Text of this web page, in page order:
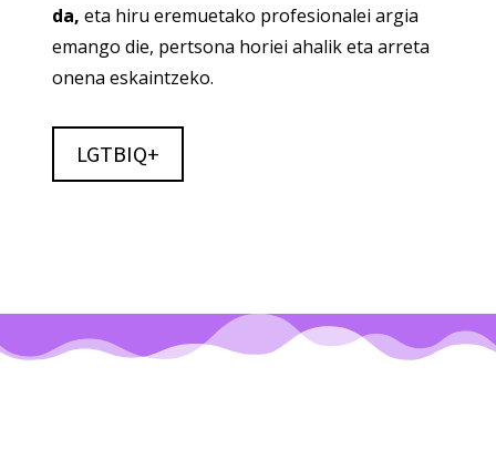
da, eta hiru eremuetako profesionalei argia
emango die, pertsona horiei ahalik eta arreta
onena eskaintzeko.
LGTBIQ+